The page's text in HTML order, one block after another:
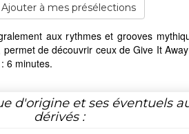
Ajouter à mes présélections
aux rythmes et grooves
de découvrir ceux de Give It
6 minutes.
d'origine et ses éventuels
dérivés :